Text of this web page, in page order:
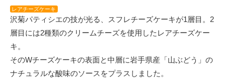
レアチーズケーキ
沢菊パティシエの技が光る、スフレチーズケーキが1層目。2
層目には2種類のクリームチーズを使用したレアチーズケー
キ。
そのWチーズケーキの表面と中層に岩手県産「山ぶどう」の
ナチュラルな酸味のソースをプラスしました。